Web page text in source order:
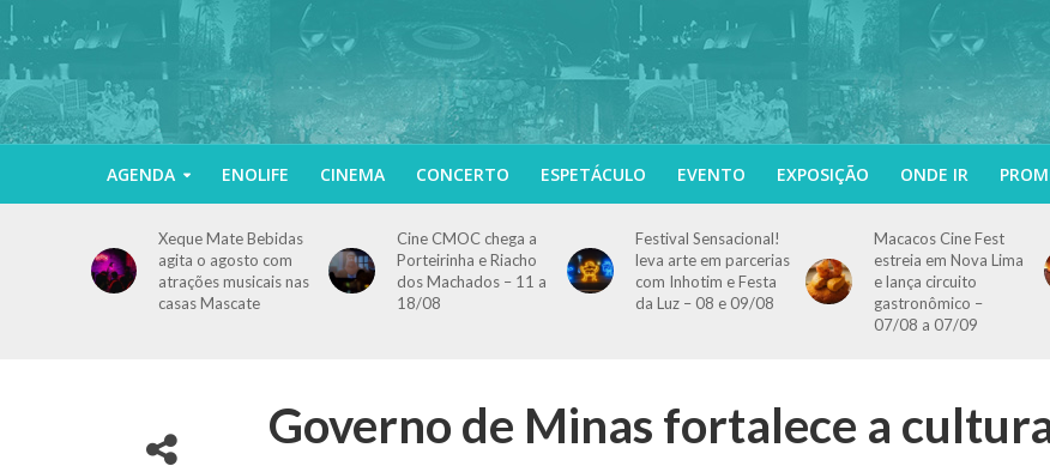
AGENDA ENOLIFE CINEMA CONCERTO ESPETÁCULO EVENTO EXPOSIÇÃO ONDE IR
Xeque Mate Bebidas
agita o agosto com
atrações musicais nas
casas Mascate
Cine CMOC chega a
Porteirinha e Riacho
dos Machados – 11 a
18/08
Festival Sensacional!
leva arte em parcerias
com Inhotim e Festa
da Luz – 08 e 09/08
Macacos Cine Fest
estreia em Nova Lima
e lança circuito
gastronômico –
07/08 a 07/09
Governo de Minas fortalece a